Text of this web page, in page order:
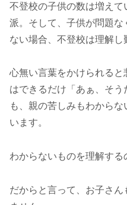
不登校の子供の数は増え
派。そして、子供が問題
ない場合、不登校は理解し
心無い言葉をかけられる
はできるだけ「あぁ、そ
も、親の苦しみもわから
います。
わからないものを理解する
だからと言って、お子さん